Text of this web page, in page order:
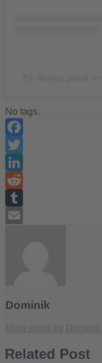
No tags.
Facebook
Twitter
LinkedIn
Reddit
Tumblr
Dominik
More posts by Dominik
Related Post